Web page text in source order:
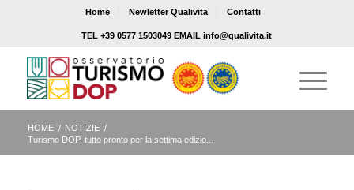
Home Newletter Qualivita Contatti
TEL +39 0577 1503049 EMAIL info@qualivita.it
HOME / NOTIZIE /
Turismo DOP, tutto pronto per la settima edizio...